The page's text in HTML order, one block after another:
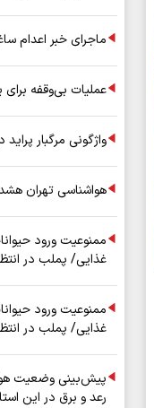
ماجرای خبر اعدام
عملیات بی‌وقفه
واژگونی مرگبار
هواشناسی تهران
ممنوعیت ورود
غذایی/ پملب در
ممنوعیت ورود
غذایی/ پملب در
پیش‌بینی وضعیت هوا
رعد و برق در این